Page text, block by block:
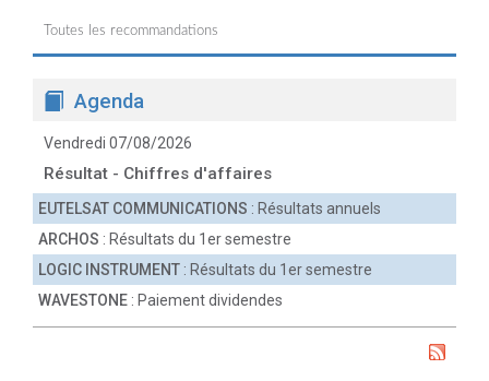
Toutes les recommandations
Agenda
Vendredi 07/08/2026
Résultat - Chiffres d'affaires
EUTELSAT COMMUNICATIONS : Résultats annuels
ARCHOS : Résultats du 1er semestre
LOGIC INSTRUMENT : Résultats du 1er semestre
WAVESTONE : Paiement dividendes